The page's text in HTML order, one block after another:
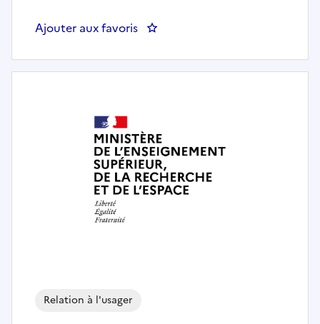
Ajouter aux favoris : Secrétaire USMP Tarascon
Relation à l'usager